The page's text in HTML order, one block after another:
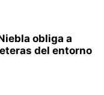
obliga a
del entorno